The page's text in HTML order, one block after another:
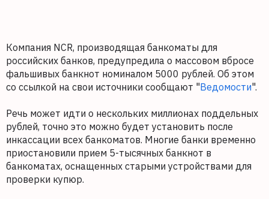
Компания NCR, производящая банкоматы для
российских банков, предупредила о массовом вбросе
фальшивых банкнот номиналом 5000 рублей. Об этом
со ссылкой на свои источники сообщают "Ведомости".
Речь может идти о нескольких миллионах поддельных
рублей, точно это можно будет установить после
инкассации всех банкоматов. Многие банки временно
приостановили прием 5-тысячных банкнот в
банкоматах, оснащенных старыми устройствами для
проверки купюр.